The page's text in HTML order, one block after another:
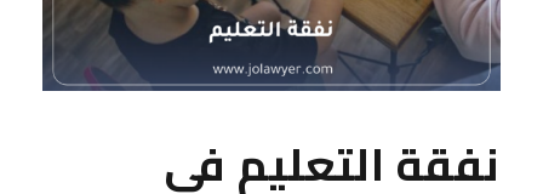
نفقة التعليم في